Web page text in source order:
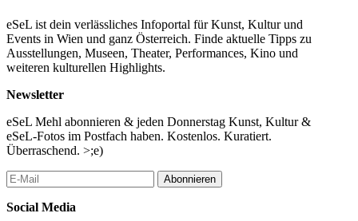
revolutionäres Debüt als rasante Slapstick-Tragödie mit Tiefgang.
...Mehr lesen
eSeL ist dein verlässliches Infoportal für Kunst, Kultur und
Events in Wien und ganz Österreich. Finde aktuelle Tipps zu
Ausstellungen, Museen, Theater, Performances, Kino und
weiteren kulturellen Highlights.
Newsletter
eSeL Mehl abonnieren & jeden Donnerstag Kunst, Kultur &
eSeL-Fotos im Postfach haben. Kostenlos. Kuratiert.
Überraschend. >;e)
Abonnieren
Social Media